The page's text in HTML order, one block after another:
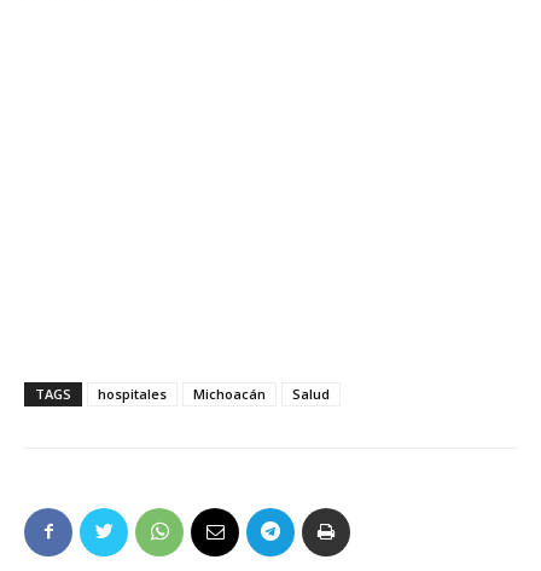
TAGS hospitales Michoacán Salud